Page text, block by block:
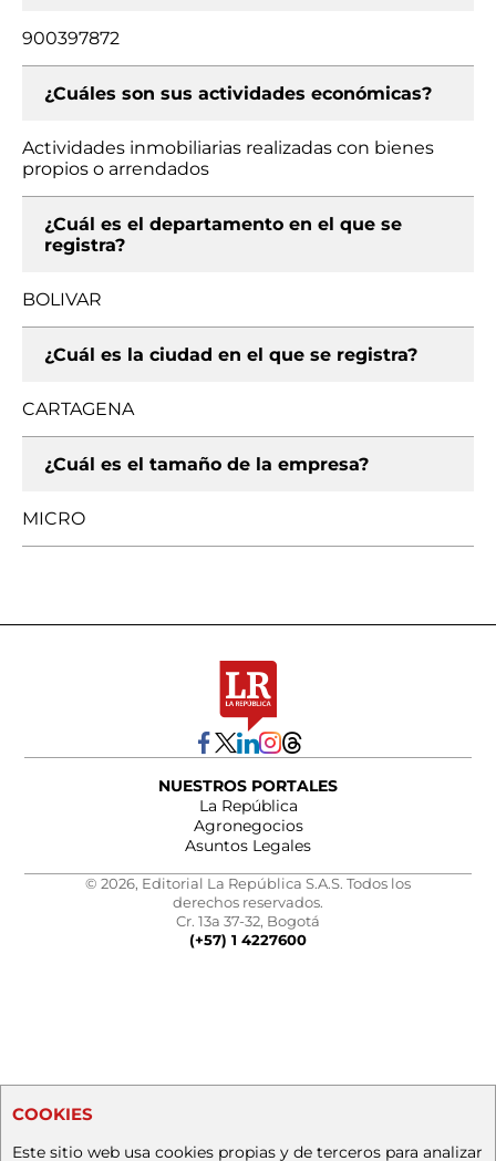
900397872
¿Cuáles son sus actividades económicas?
Actividades inmobiliarias realizadas con bienes
propios o arrendados
¿Cuál es el departamento en el que se
registra?
BOLIVAR
¿Cuál es la ciudad en el que se registra?
CARTAGENA
¿Cuál es el tamaño de la empresa?
MICRO
NUESTROS PORTALES
La República
Agronegocios
Asuntos Legales
© 2026, Editorial La República S.A.S. Todos los
derechos reservados.
Cr. 13a 37-32, Bogotá
(+57) 1 4227600
COOKIES
Este sitio web usa cookies propias y de terceros para analizar